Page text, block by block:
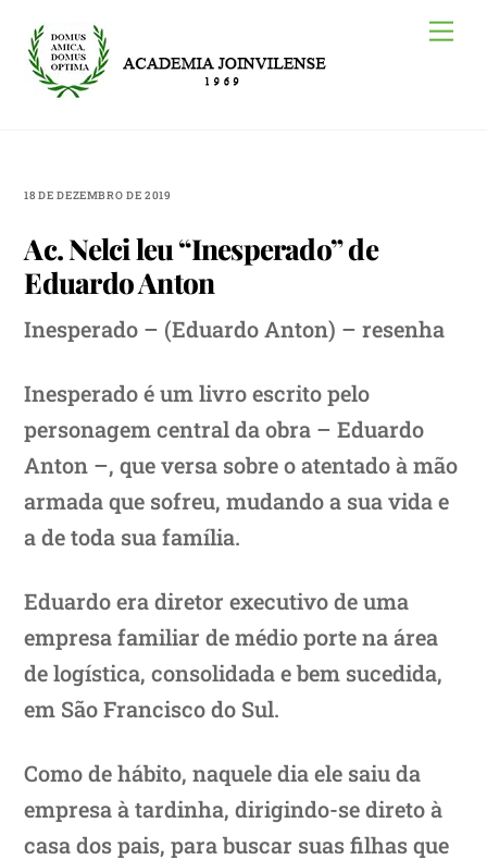
content
18 DE DEZEMBRO DE 2019
Ac. Nelci leu “Inesperado” de
Eduardo Anton
Inesperado – (Eduardo Anton) – resenha
Inesperado é um livro escrito pelo
personagem central da obra – Eduardo
Anton –, que versa sobre o atentado à mão
armada que sofreu, mudando a sua vida e
a de toda sua família.
Eduardo era diretor executivo de uma
empresa familiar de médio porte na área
de logística, consolidada e bem sucedida,
em São Francisco do Sul.
Como de hábito, naquele dia ele saiu da
empresa à tardinha, dirigindo-se direto à
casa dos pais, para buscar suas filhas que